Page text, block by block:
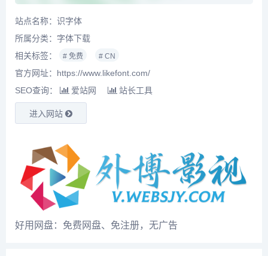
站点名称：识字体
所属分类： 字体下载
相关标签：
# 免费 # CN
官方网址：https://www.likefont.com/
SEO查询：
爱站网 站长工具
进入网站
好用网盘：免费网盘、免注册，无广告